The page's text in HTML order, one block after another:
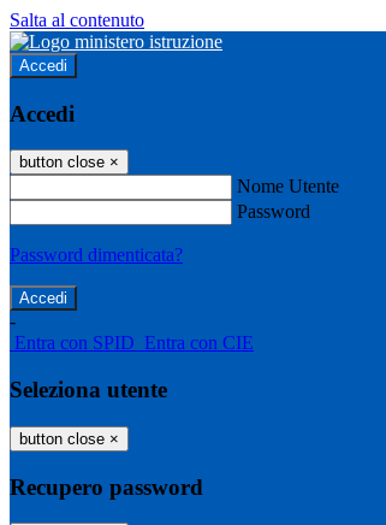
Salta al contenuto
Accedi
Accedi
button close ×
Nome Utente
Password
Password dimenticata?
-
Entra con SPID Entra con CIE
Seleziona utente
button close ×
Recupero password